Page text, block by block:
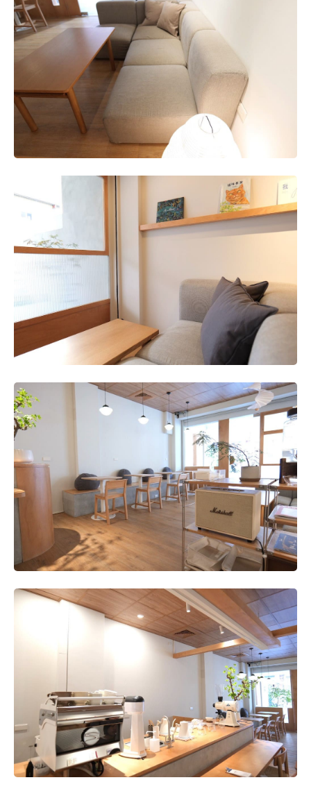
網站，也會到實體店走訪。
除無印良品以外，是否有其他經常光臨或喜愛的居家品
Pei：幾乎不太看其他品牌，但選擇家用品時優先考慮日系
品牌或日本製的餐具。
Kevin：喜歡北歐老件類型，但近期最喜歡的應該是新竹
對於目前空間，是否有哪個空間未來希望再補強或改變？
目前在考慮是否新增一台義式磨豆機，希望可提供顧客多
一種義式咖啡的風味選擇；另外應該就是店內兩人用的方
形桌子，想要更換為更有溫度、質感更提升的款式。
承上，若有意再添購無印良品家具或商品的話，心中的理
想目標為何？理由是？
應會繼續選購收納用品，把後場還沒整理好的的東西收拾
妥當。
對於日後想創業的其他顧客，請提供一些寶貴的意見?
快速成名或是長期經營、細水長流的兩大類，而對我們來
說經營「一間店」是想長期做到老的，在這個一切都快速
流動的時代中，我們也比較在乎店的整體呈現是否能讓顧
客感受到「人味」而不僅有商業氣息。
不過說到底，這件事並沒有對錯或正確答案，往後的想法
也有可能稍加改變，但會建議未來想創業的人要想清楚自
己要走的方向。
最後，是否有其他寶貴意見可提供給無印良品，作為我們
未來進步成長的依據?
希望木製家具還是可以保留深木色的選項，雖然理解因為
現在的資源及成本考量，但僅有淺木色可以選擇還是稍嫌